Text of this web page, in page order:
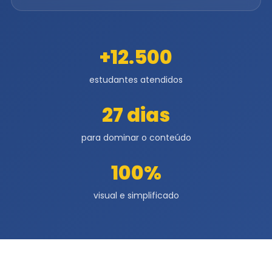
+12.500
estudantes atendidos
27 dias
para dominar o conteúdo
100%
visual e simplificado